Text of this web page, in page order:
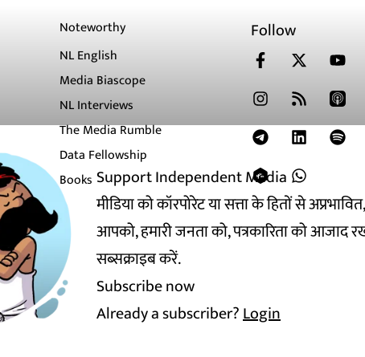
Support Independent Media
मीडिया को कॉरपोरेट या सत्ता के हितों से
आपको, हमारी जनता को, पत्रकारिता को
सब्सक्राइब करें.
Subscribe now
Already a subscriber?Login
Noteworthy
NL English
Media Biascope
NL Interviews
The Media Rumble
Data Fellowship
Books
Follow